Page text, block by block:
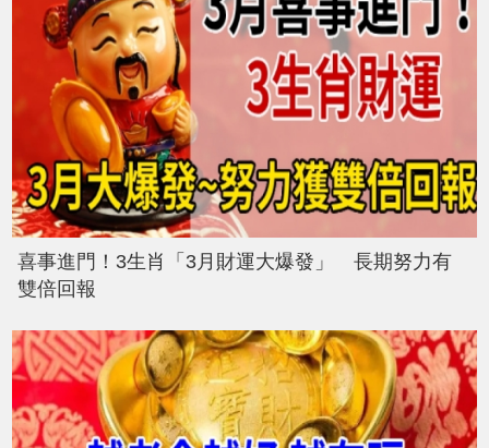
喜事進門！3生肖「3月財運大爆發」 長期努力有
雙倍回報